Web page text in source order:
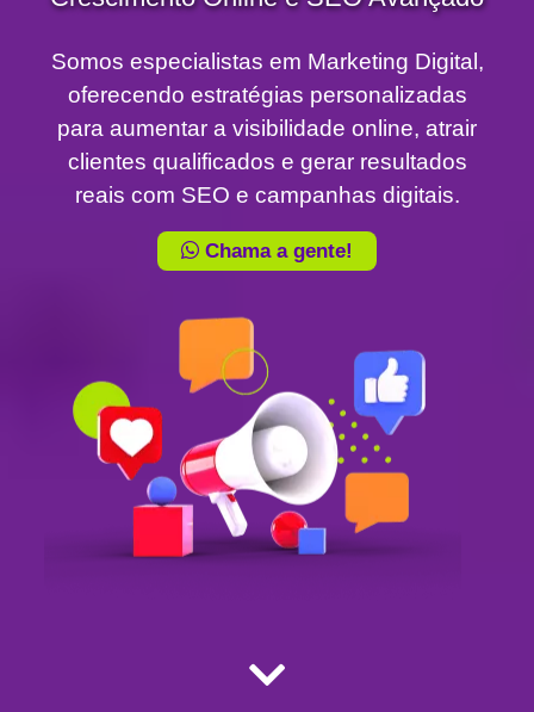
Somos especialistas em Marketing Digital,
oferecendo estratégias personalizadas
para aumentar a visibilidade online, atrair
clientes qualificados e gerar resultados
reais com SEO e campanhas digitais.
Chama a gente!